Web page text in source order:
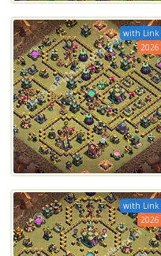
with Link
2026
with Link
2026